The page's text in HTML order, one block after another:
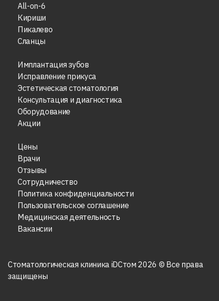
All-on-6
Кириши
Пикалево
Сланцы
Имплантация зубов
Исправление прикуса
Эстетическая стоматология
Консультация и диагностика
Оборудование
Акции
Цены
Врачи
Отзывы
Сотрудничество
Политика конфиденциальности
Пользовательское соглашение
Медицинская деятельность
Вакансии
Стоматологическая клиника iDСтом 2026 © Все права
защищены